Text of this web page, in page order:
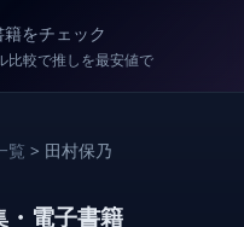
をチェック
比較で推しを最安値で
覧 > 田村保乃
・電子書籍